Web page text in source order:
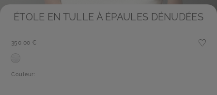
ÉTOLE EN TULLE À ÉPAULES DÉNUDÉES
350,00 €
Couleur: